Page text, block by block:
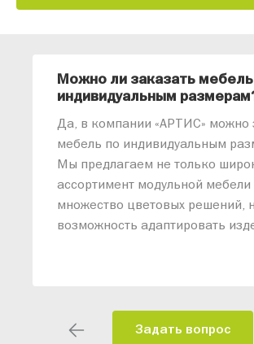
Можно ли заказать
индивидуальным
Да, в компании «АРТИС» можно
мебель по индивидуальным
Мы предлагаем не только
ассортимент модульной мебели
множество цветовых решений,
возможность адаптировать
помещения и личные пожелания.
Задать вопрос